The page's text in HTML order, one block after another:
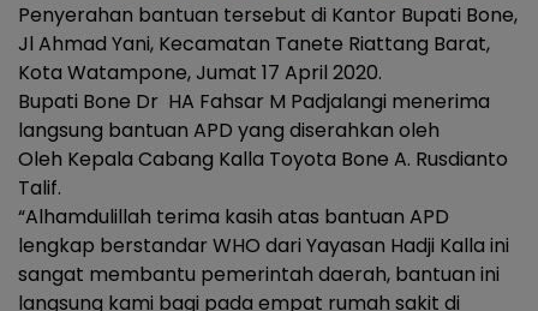
Penyerahan bantuan tersebut di Kantor Bupati Bone,
Jl Ahmad Yani, Kecamatan Tanete Riattang Barat,
Kota Watampone, Jumat 17 April 2020.
Bupati Bone Dr HA Fahsar M Padjalangi menerima
langsung bantuan APD yang diserahkan oleh
Oleh Kepala Cabang Kalla Toyota Bone A. Rusdianto
Talif.
“Alhamdulillah terima kasih atas bantuan APD
lengkap berstandar WHO dari Yayasan Hadji Kalla ini
sangat membantu pemerintah daerah, bantuan ini
langsung kami bagi pada empat rumah sakit di